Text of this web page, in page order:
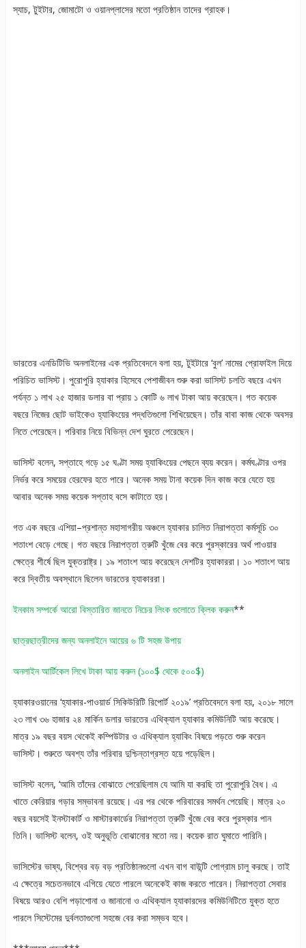
স্যাচ, টুইটার, জোমাটো ও ওয়ানপ্লাসের মতো প্রতিষ্ঠান তাদের গ্রাহক।
ভারতের এনডিটিভি অনলাইনের এক প্রতিবেদনে বলা হয়, টুইটারে ‘বুল’ নামের প্রোফাইল দিয়ে
পরিচিত ভাসিস্ট। পুরোপুরি হ্যাকার হিসেবে পেশাজীবন শুরু করা ভাসিস্ট চলতি বছরে এখন
পর্যন্ত ১ লাখ ২৫ হাজার ডলার বা প্রায় ১ কোটি ৬ লাখ টাকা আয় করেছেন। গত কয়েক
বছরে নিজের ছোট ভাইকেও হ্যাকিংয়ের পদ্ধতিগুলো শিখিয়েছেন। তাঁর বাবা কাজ থেকে অবসর
নিতে পেরেছেন। পরিবার নিয়ে বিভিন্ন দেশ ঘুরতে পেরেছেন।
ভাসিস্ট বলেন, সপ্তাহে গড়ে ১৫ ঘণ্টা সময় হ্যাকিংয়ের পেছনে ব্যয় করেন। কর্মঘণ্টার ওপর
নির্ভর করে সময়ের হেরফের হতে পারে। অনেক সময় টানা কয়েক দিন কাজ করে যেতে হয়
আবার অনেক সময় কয়েক সপ্তাহ বসে কাটাতে হয়।
গত এক বছরে এশিয়া–প্রশান্ত মহাসাগরীয় অঞ্চলে হ্যাকার চালিত নিরাপত্তা কর্মসূচি ৩০
শতাংশ বেড়ে গেছে। গত বছরে নিরাপত্তা ত্রুটি খুঁজে বের করে পুরস্কারের অর্থ পাওয়ার
ক্ষেত্রে শীর্ষে ছিল যুক্তরাষ্ট্র। ১৯ শতাংশ আয় করেছেন দেশটির হ্যাকাররা। ১০ শতাংশ আয়
করে দ্বিতীয় অবস্থানে ছিলেন ভারতের হ্যাকাররা।
ইনকাম সম্পর্কে আরো বিস্তারিত জানতে নিচের লিংক গুলোতে ক্লিক করুন**
ছাত্রছাত্রীদের জন্য অনলাইনে আয়ের ৬ টি সহজ উপায়
অনলাইন আর্টিকেল লিখে টাকা আয় করুন (১০০$ থেকে ৫০০$)
হ্যাকারওয়ানের ‘হ্যাকার-পাওয়ার্ড সিকিউরিটি রিপোর্ট ২০১৯’ প্রতিবেদনে বলা হয়, ২০১৮ সালে
২৩ লাখ ৩৬ হাজার ২৪ মার্কিন ডলার ভারতের এথিক্যাল হ্যাকার কমিউনিটি আয় করেছে।
মাত্র ১৯ বছর বয়স থেকেই কম্পিউটার ও এথিক্যাল হ্যাকিং বিষয়ে পড়তে শুরু করেন
ভাসিস্ট। শুরুতে অবশ্য তাঁর পরিবার দুশ্চিন্তাগ্রস্ত হয়ে পড়েছিল।
ভাসিস্ট বলেন, ‘আমি তাঁদের বোঝাতে পেরেছিলাম যে আমি যা করছি তা পুরোপুরি বৈধ। এ
খাতে কেরিয়ার গড়ার সম্ভাবনা রয়েছে। এর পর থেকে পরিবারের সমর্থন পেয়েছি। মাত্র ২০
বছর বয়সেই ইনস্টাকার্ট ও মাস্টারকার্ডের নিরাপত্তা ত্রুটি খুঁজে বের করে পুরস্কার পান
তিনি। ভাসিস্ট বলেন, ওই অনুভূতি বোঝানোর মতো নয়। কয়েক রাত ঘুমাতে পারিনি।
ভাসিস্টের ভাষ্য, বিশ্বের বড় বড় প্রতিষ্ঠানগুলো এখন বাগ বাউন্টি পোগ্রাম চালু করছে। তাই
এ ক্ষেত্রে সচেতনভাবে এগিয়ে যেতে পারলে অনেকেই কাজ করতে পারেন। নিরাপত্তা সেবার
বিষয়ে আরও বেশি পড়াশোনা ও জানানো ও এথিক্যাল হ্যাকারদের কমিউনিটিতে যুক্ত হতে
পারলে সিস্টেমের দুর্বলতাগুলো সহজে বের করা সম্ভব হবে।